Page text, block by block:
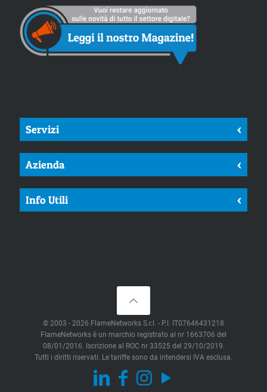
Servizi <
Azienda <
Info Utili <
© 2003 - 2026 FlameNetworks S.r.l. - P.I. IT07646431218
FlameNetworks è un marchio registrato al nr 1663706 del
08/01/2016. Iscrizione al ROC nr 33525 del 29/10/2019.
Tutti i diritti riservati. Le tariffe sono da intendersi IVA esclusa.